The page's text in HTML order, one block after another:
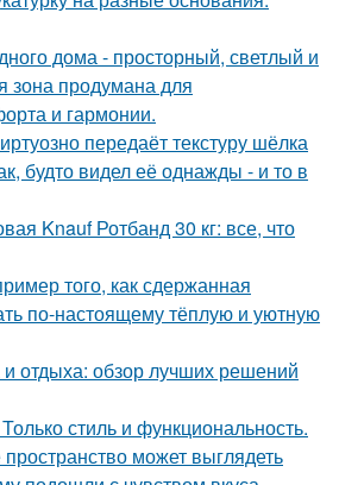
дома - просторный, светлый и
зона продумана для
и гармонии.
передаёт текстуру шёлка
будто видел её однажды - и то в
Knauf Ротбанд 30 кг: все, что
того, как сдержанная
по-настоящему тёплую и уютную
отдыха: обзор лучших решений
стиль и функциональность.
может выглядеть